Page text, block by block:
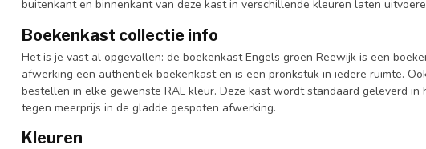
buitenkant en binnenkant van deze kast in verschillende kleuren laten
Boekenkast collectie info
Het is je vast al opgevallen: de boekenkast Engels groen Reewijk is een
afwerking een authentiek boekenkast en is een pronkstuk in iedere ruimte.
bestellen in elke gewenste RAL kleur. Deze kast wordt standaard geleverd in
tegen meerprijs in de gladde gespoten afwerking.
Kleuren